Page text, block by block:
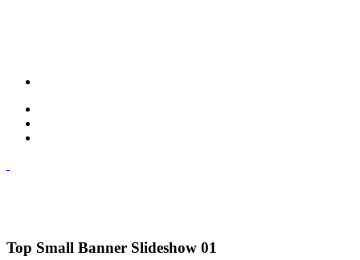
Top Small Banner Slideshow 01